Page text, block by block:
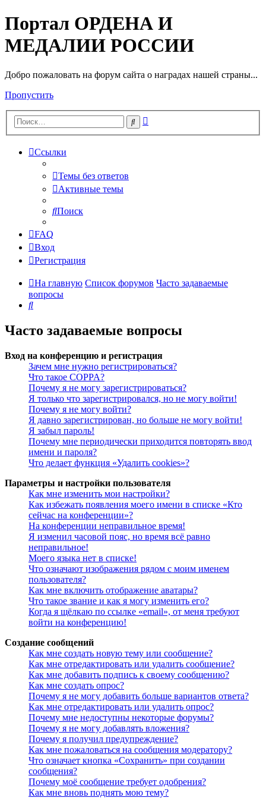
Портал ОРДЕНА И
МЕДАЛИИ РОССИИ
Добро пожаловать на форум сайта о наградах нашей страны...
Пропустить
Поиск
Ссылки
Темы без ответов
Активные темы
Поиск
FAQ
Вход
Регистрация
На главную Список форумов Часто задаваемые
вопросы
Поиск
Часто задаваемые вопросы
Вход на конференцию и регистрация
Зачем мне нужно регистрироваться?
Что такое COPPA?
Почему я не могу зарегистрироваться?
Я только что зарегистрировался, но не могу войти!
Почему я не могу войти?
Я давно зарегистрирован, но больше не могу войти!
Я забыл пароль!
Почему мне периодически приходится повторять ввод
имени и пароля?
Что делает функция «Удалить cookies»?
Параметры и настройки пользователя
Как мне изменить мои настройки?
Как избежать появления моего имени в списке «Кто
сейчас на конференции»?
На конференции неправильное время!
Я изменил часовой пояс, но время всё равно
неправильное!
Моего языка нет в списке!
Что означают изображения рядом с моим именем
пользователя?
Как мне включить отображение аватары?
Что такое звание и как я могу изменить его?
Когда я щёлкаю по ссылке «email», от меня требуют
войти на конференцию!
Создание сообщений
Как мне создать новую тему или сообщение?
Как мне отредактировать или удалить сообщение?
Как мне добавить подпись к своему сообщению?
Как мне создать опрос?
Почему я не могу добавить больше вариантов ответа?
Как мне отредактировать или удалить опрос?
Почему мне недоступны некоторые форумы?
Почему я не могу добавлять вложения?
Почему я получил предупреждение?
Как мне пожаловаться на сообщения модератору?
Что означает кнопка «Сохранить» при создании
сообщения?
Почему моё сообщение требует одобрения?
Как мне вновь поднять мою тему?